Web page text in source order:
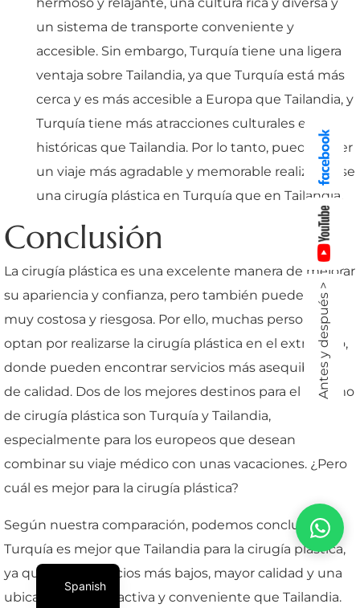
hermoso y relajante, una cultura rica y diversa y
un sistema de transporte conveniente y
accesible. Sin embargo, Turquía tiene una ligera
ventaja sobre Tailandia, ya que Turquía está más
cerca y es más accesible a Europa que Tailandia, y
Turquía tiene más atracciones culturales e
históricas que Tailandia. Por lo tanto, puede tener
un viaje más agradable y memorable realizándose
una cirugía plástica en Turquía que en Tailandia.
Conclusión
La cirugía plástica es una excelente manera de mejorar
su apariencia y confianza, pero también puede ser
muy costosa y riesgosa. Por ello, muchas personas
optan por realizarse la cirugía plástica en el extranjero,
donde pueden encontrar servicios más asequibles y
de calidad. Dos de los mejores destinos para el turismo
de cirugía plástica son Turquía y Tailandia,
especialmente para los europeos que desean
combinar su viaje médico con unas vacaciones. ¿Pero
cuál es mejor para la cirugía plástica?
Según nuestra comparación, podemos concluir que
Turquía es mejor que Tailandia para la cirugía plástica,
ya que ofrece precios más bajos, mayor calidad y una
ubicación más atractiva y conveniente que Tailandia.
Antes y después >
Spanish